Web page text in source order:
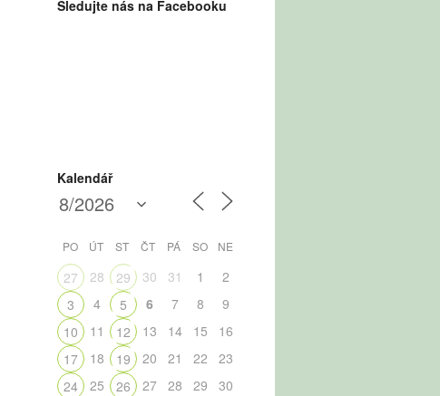
Sledujte nás na Facebooku
Kalendář
PO ÚT ST ČT PÁ SO NE
27 28 29 30 31 1
2
3
4 5 6 7 8
9
10
11 12 13 14 15
16
17
18 19 20 21 22
23
24
25 26 27 28 29
30